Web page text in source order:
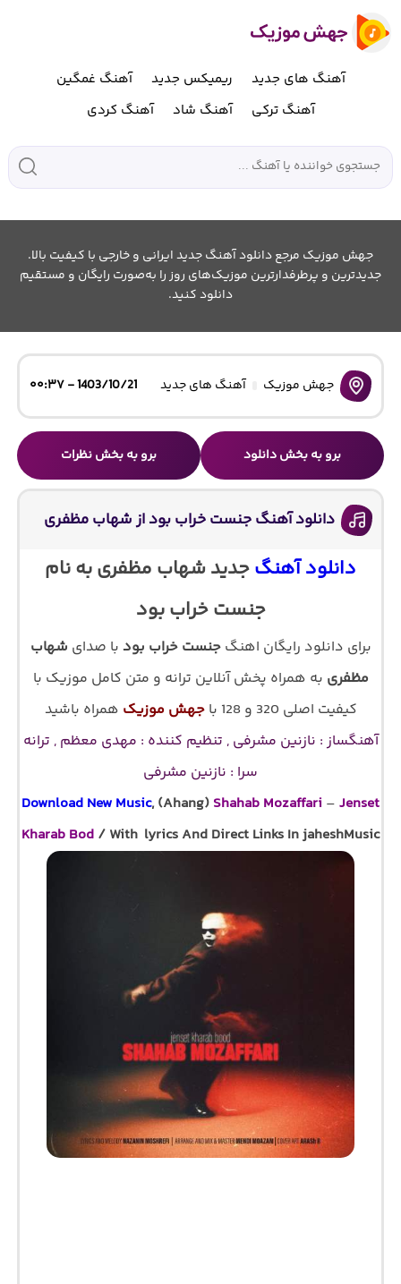
آهنگ های جدید ریمیکس جدید
آهنگ غمگین
آهنگ ترکی
آهنگ شاد آهنگ کردی
جهش موزیک مرجع دانلود آهنگ جدید ایرانی و خارجی با کیفیت بالا.
جدیدترین و پرطرفدارترین موزیک‌های روز را به‌صورت رایگان و مستقیم
دانلود کنید.
جهش موزیک آهنگ های جدید 1403/10/21 - ۰۰:۳۷
برو به بخش دانلود برو به بخش نظرات
دانلود آهنگ جنست خراب بود از شهاب مظفری
دانلود آهنگجدید شهاب مظفری به نام
جنست خراب بود
برای دانلود رایگان اهنگجنست خراب بود با صدای شهاب
مظفری به همراه پخش آنلاین ترانه و متن کامل موزیک با
کیفیت اصلی 320 و 128 با
جهش موزیک همراه باشید
آهنگساز : نازنین مشرفی , تنظیم کننده : مهدی معظم , ترانه
سرا : نازنین مشرفی
Download New Music, (Ahang) Shahab Mozaffari – Jenset
Kharab Bod / With lyrics And Direct Links In jaheshMusic